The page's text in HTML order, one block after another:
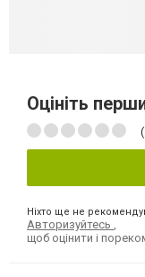
Оцініть
(
Ніхто ще не
Авторизуйтесь
щоб оцінити і